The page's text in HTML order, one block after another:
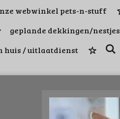
webwinkel pets-n-stuff
geplande dekkingen/nestjes
huis / uitlaatdienst